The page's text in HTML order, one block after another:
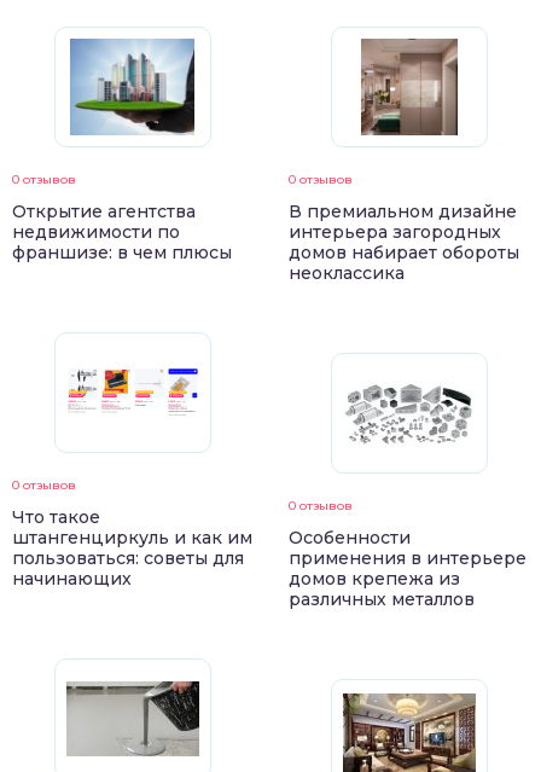
0 отзывов
Открытие агентства
недвижимости по
франшизе: в чем плюсы
0 отзывов
Что такое
штангенциркуль и как им
пользоваться: советы для
начинающих
0 отзывов
В премиальном дизайне
интерьера загородных
домов набирает обороты
неоклассика
0 отзывов
Особенности
применения в интерьере
домов крепежа из
различных металлов